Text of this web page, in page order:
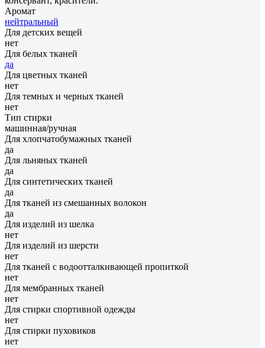
Аромат
нейтральный
Для детских вещей
нет
Для белых тканей
да
Для цветных тканей
нет
Для темных и черных тканей
нет
Тип стирки
машинная/ручная
Для хлопчатобумажных тканей
да
Для льняных тканей
да
Для синтетических тканей
да
Для тканей из смешанных волокон
да
Для изделий из шелка
нет
Для изделий из шерсти
нет
Для тканей с водоотталкивающей пропиткой
нет
Для мембранных тканей
нет
Для стирки спортивной одежды
нет
Для стирки пуховиков
нет